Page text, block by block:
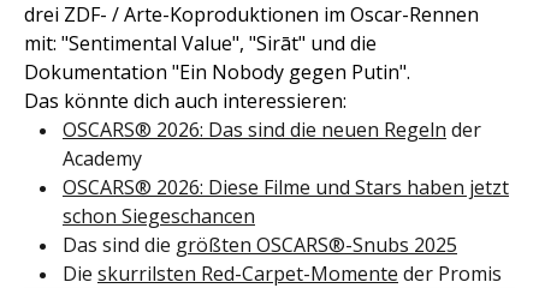
drei ZDF- / Arte-Koproduktionen im Oscar-Rennen
mit: "Sentimental Value", "Sirāt" und die
Dokumentation "Ein Nobody gegen Putin".
Das könnte dich auch interessieren:
OSCARS® 2026: Das sind die neuen Regeln der
Academy
OSCARS® 2026: Diese Filme und Stars haben jetzt
schon Siegeschancen
Das sind die größten OSCARS®-Snubs 2025
Die skurrilsten Red-Carpet-Momente der Promis